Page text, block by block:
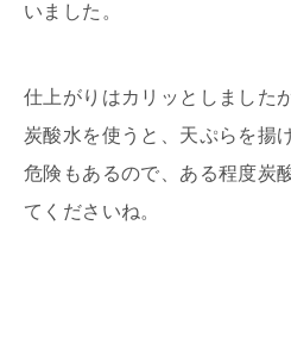
いました。
仕上がりはカリッとしました
炭酸水を使うと、天ぷらを揚
危険もあるので、ある程度炭
てくださいね。